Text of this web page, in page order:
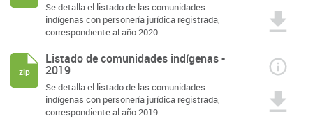
Se detalla el listado de las comunidades
indígenas con personería jurídica registrada,
correspondiente al año 2020.
Listado de comunidades indígenas -
2019
Se detalla el listado de las comunidades
indígenas con personería jurídica registrada,
correspondiente al año 2019.
zip